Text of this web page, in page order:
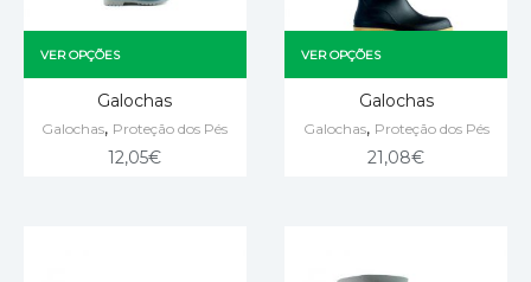
VER OPÇÕES
Galochas
Galochas, Proteção dos Pés
12,05€
VER OPÇÕES
Galochas
Galochas, Proteção dos Pés
21,08€